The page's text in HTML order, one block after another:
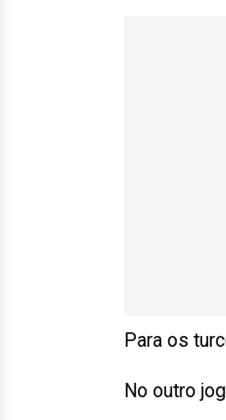
Para os
No outro